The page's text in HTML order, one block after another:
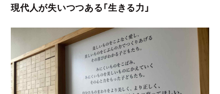
現代人が失いつつある「生きる力」